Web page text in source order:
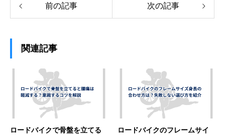
前の記事 次の記事
関連記事
ロードバイクで骨盤を立てる
ロードバイクのフレームサイ